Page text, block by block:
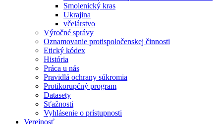
Smolenický kras
Ukrajina
včelárstvo
Výročné správy
Oznamovanie protispoločenskej činnosti
Etický kódex
História
Práca u nás
Pravidlá ochrany súkromia
Protikorupčný program
Datasety
Sťažnosti
Vyhlásenie o prístupnosti
Verejnosť